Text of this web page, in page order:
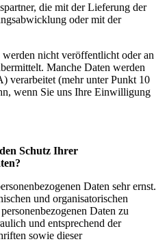
die mit der Lieferung der
oder mit der
nicht veröffentlicht oder an
Manche Daten werden
verarbeitet (mehr unter Punkt 10
wenn Sie uns Ihre Einwilligung
Schutz Ihrer
Daten sehr ernst.
und organisatorischen
Daten zu
und entsprechend der
sowie dieser